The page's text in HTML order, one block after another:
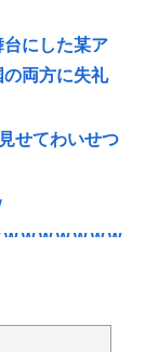
台にした某ア
の両方に失礼
せてわいせつ
w w w w w w
戴するwww